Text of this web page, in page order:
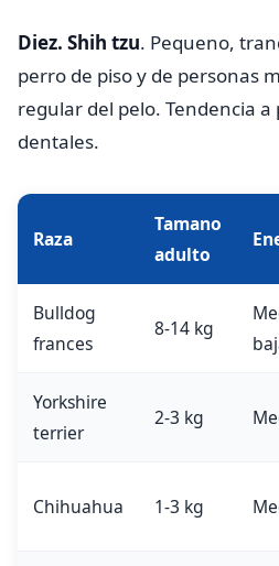
Diez. Shih tzu. Pequeno,
perro de piso y de personas
regular del pelo. Tendencia
dentales.
Raza
Tamano
adulto
Bulldog
frances
8-14 kg
Yorkshire
terrier
2-3 kg
Chihuahua 1-3 kg